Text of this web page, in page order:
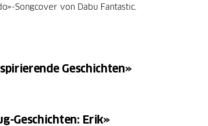
Songcover von Dabu Fantastic.
Geschichten»
Geschichten: Erik»